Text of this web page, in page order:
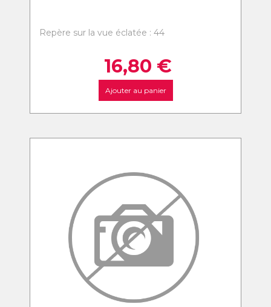
Repère sur la vue éclatée : 44
16,80 €
Ajouter au panier